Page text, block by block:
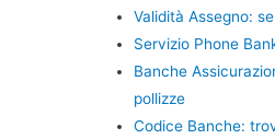
Validità Assegno:
Servizio Phone
Banche
pollizze
Codice Banche: